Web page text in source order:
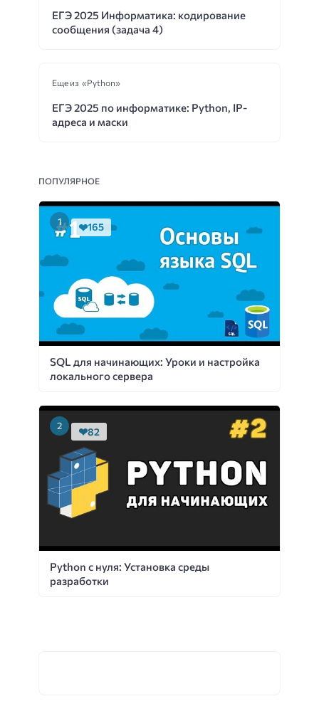
ЕГЭ 2025 Информатика: кодирование
сообщения (задача 4)
Еще из «Python»
ЕГЭ 2025 по информатике: Python, IP-
адреса и маски
ПОПУЛЯРНОЕ
SQL для начинающих: Уроки и настройка
локального сервера
165
Python с нуля: Установка среды
разработки
82